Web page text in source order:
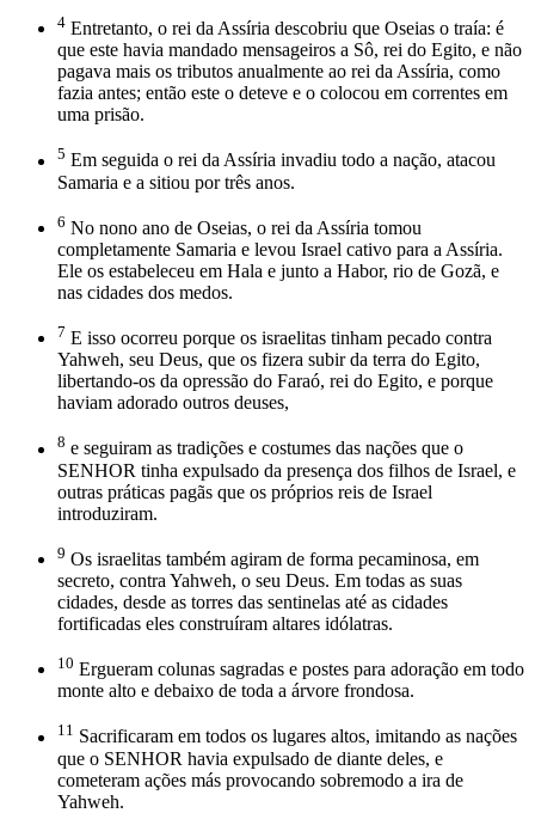
4 Entretanto, o rei da Assíria descobriu que Oseias o traía: é
que este havia mandado mensageiros a Sô, rei do Egito, e não
pagava mais os tributos anualmente ao rei da Assíria, como
fazia antes; então este o deteve e o colocou em correntes em
uma prisão.
5 Em seguida o rei da Assíria invadiu todo a nação, atacou
Samaria e a sitiou por três anos.
6 No nono ano de Oseias, o rei da Assíria tomou
completamente Samaria e levou Israel cativo para a Assíria.
Ele os estabeleceu em Hala e junto a Habor, rio de Gozã, e
nas cidades dos medos.
7 E isso ocorreu porque os israelitas tinham pecado contra
Yahweh, seu Deus, que os fizera subir da terra do Egito,
libertando-os da opressão do Faraó, rei do Egito, e porque
haviam adorado outros deuses,
8 e seguiram as tradições e costumes das nações que o
SENHOR tinha expulsado da presença dos filhos de Israel, e
outras práticas pagãs que os próprios reis de Israel
introduziram.
9 Os israelitas também agiram de forma pecaminosa, em
secreto, contra Yahweh, o seu Deus. Em todas as suas
cidades, desde as torres das sentinelas até as cidades
fortificadas eles construíram altares idólatras.
10 Ergueram colunas sagradas e postes para adoração em todo
monte alto e debaixo de toda a árvore frondosa.
11 Sacrificaram em todos os lugares altos, imitando as nações
que o SENHOR havia expulsado de diante deles, e
cometeram ações más provocando sobremodo a ira de
Yahweh.